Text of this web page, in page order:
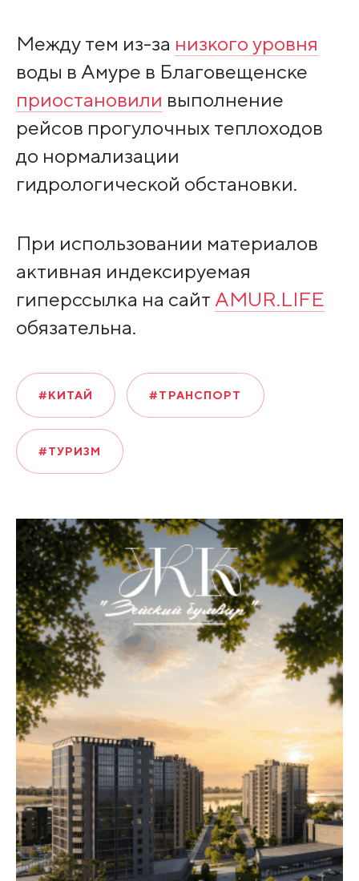
Между тем из-за низкого уровня
воды в Амуре в Благовещенске
приостановили выполнение
рейсов прогулочных теплоходов
до нормализации
гидрологической обстановки.
При использовании материалов
активная индексируемая
гиперссылка на сайт AMUR.LIFE
обязательна.
#КИТАЙ #ТРАНСПОРТ
#ТУРИЗМ